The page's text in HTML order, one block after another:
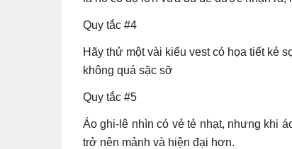
Quy tắc #4
Hãy thử một vài kiểu vest có họa tiết kẻ
không quá sặc sỡ
Quy tắc #5
Áo ghi-lê nhìn có vẻ tẻ nhạt, nhưng khi
trở nên mảnh và hiện đại hơn.